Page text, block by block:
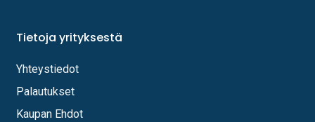
Tietoja yrityksestä
Yhteystiedot
Palautukset
Kaupan Ehdot